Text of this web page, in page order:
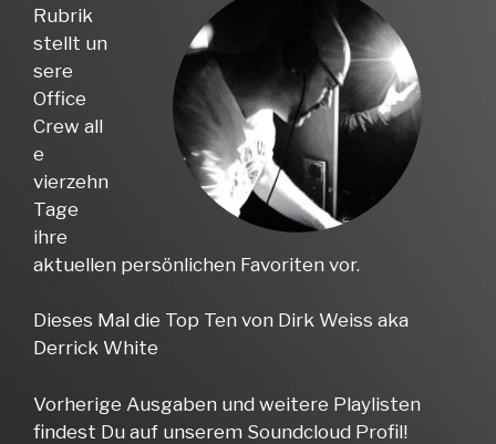
Rubrik
stellt un
sere
Office
Crew all
e
vierzehn
Tage
ihre
aktuellen persönlichen Favoriten vor.
Dieses Mal die Top Ten von Dirk Weiss aka
Derrick White
Vorherige Ausgaben und weitere Playlisten
findest Du auf unserem Soundcloud Profil!